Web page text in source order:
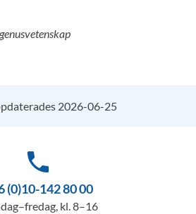
2026-06-25
phone
(0)10-142 80 00
kl. 8–16